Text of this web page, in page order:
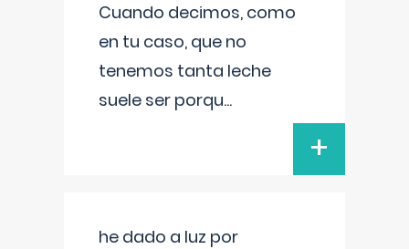
Cuando decimos, como
en tu caso, que no
tenemos tanta leche
suele ser porqu...
+
he dado a luz por